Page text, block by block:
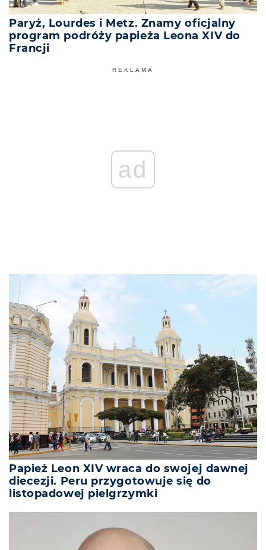
Paryż, Lourdes i Metz. Znamy oficjalny
program podróży papieża Leona XIV do
Francji
REKLAMA
ad
Papież Leon XIV wraca do swojej dawnej
diecezji. Peru przygotowuje się do
listopadowej pielgrzymki